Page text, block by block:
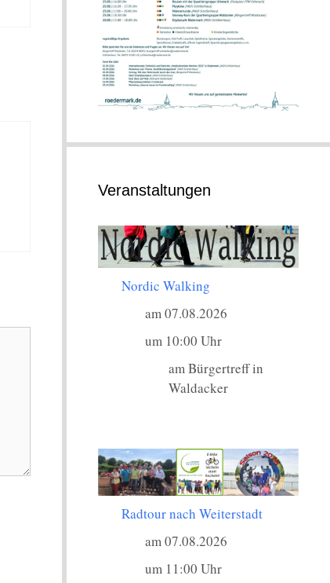
Veranstaltungen
Nordic Walking
am 07.08.2026
um 10:00 Uhr
am Bürgertreff in
Waldacker
Radtour nach Weiterstadt
am 07.08.2026
um 11:00 Uhr